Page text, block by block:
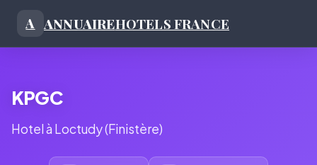
A ANNUAIREHOTELS FRANCE
KPGC
Hotel à Loctudy (Finistère)